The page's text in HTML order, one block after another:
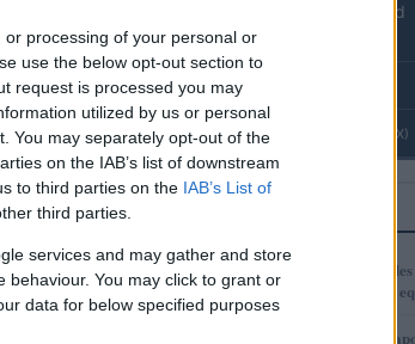
processing of your personal or
use the below opt-out section to
request is processed you may
utilized by us or personal
You may separately opt-out of the
on the IAB’s list of downstream
to third parties on the IAB’s List of
third parties.
services and may gather and store
behaviour. You may click to grant or
data for below specified purposes
kpk ETH Yield
(USDEX)
1
Gestores de
presidencial mais
AlphaAI: A nova